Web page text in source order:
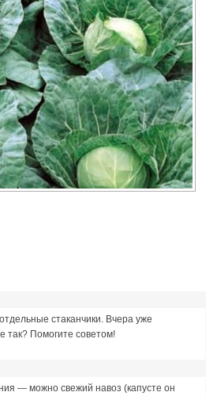
стаканчики. Вчера уже
так? Помогите советом!
— можно свежий навоз (капусте он